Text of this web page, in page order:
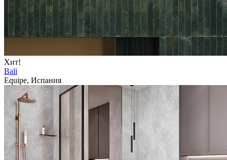
Хит!
Bali
Equipe, Испания